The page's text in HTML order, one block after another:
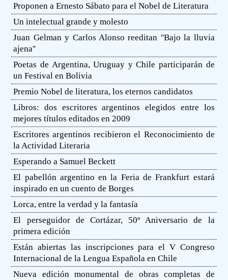
Proponen a Ernesto Sábato para el Nobel de Literatura
Un intelectual grande y molesto
Juan Gelman y Carlos Alonso reeditan ''Bajo la lluvia
ajena''
Poetas de Argentina, Uruguay y Chile participarán de
un Festival en Bolivia
Premio Nobel de literatura, los eternos candidatos
Libros: dos escritores argentinos elegidos entre los
mejores títulos editados en 2009
Escritores argentinos recibieron el Reconocimiento de
la Actividad Literaria
Esperando a Samuel Beckett
El pabellón argentino en la Feria de Frankfurt estará
inspirado en un cuento de Borges
Lorca, entre la verdad y la fantasía
El perseguidor de Cortázar, 50º Aniversario de la
primera edición
Están abiertas las inscripciones para el V Congreso
Internacional de la Lengua Española en Chile
Nueva edición monumental de obras completas de